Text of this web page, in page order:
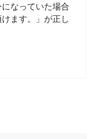
なっていた場合
ます。」が正し